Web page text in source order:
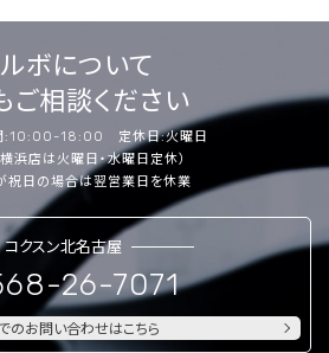
ボについて
ご相談ください
:10:00-18:00 定休日:火曜日
横浜店は火曜日・水曜日定休）
祝日の場合は翌営業日を休業
コクスン北名古屋
26-7071
のお問い合わせはこちら